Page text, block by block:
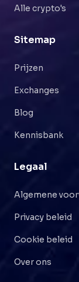
Alle crypto's
Sitemap
Prijzen
Exchanges
Blog
Kennisbank
Legaal
Algemene
Privacy beleid
Cookie beleid
Over ons